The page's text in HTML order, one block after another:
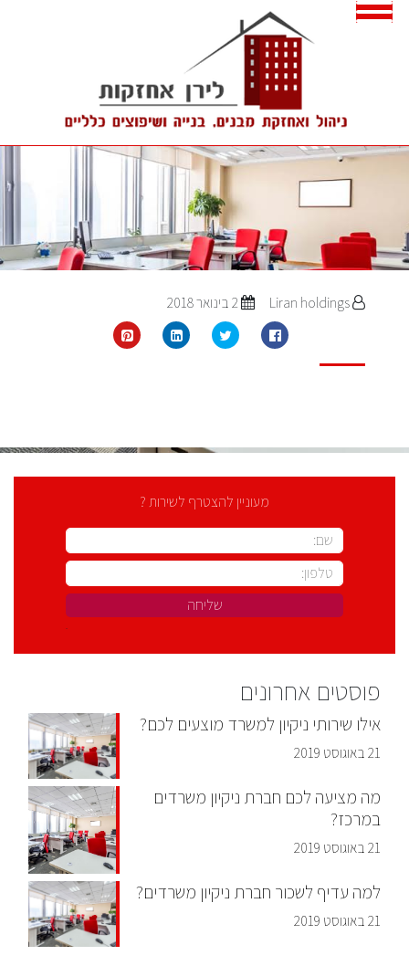
מעוניין להצטרף לשירות ?
פוסטים אחרונים
אילו שירותי ניקיון למשרד מוצעים לכם?
21 באוגוסט 2019
מה מציעה לכם חברת ניקיון משרדים
במרכז?
21 באוגוסט 2019
למה עדיף לשכור חברת ניקיון משרדים?
21 באוגוסט 2019